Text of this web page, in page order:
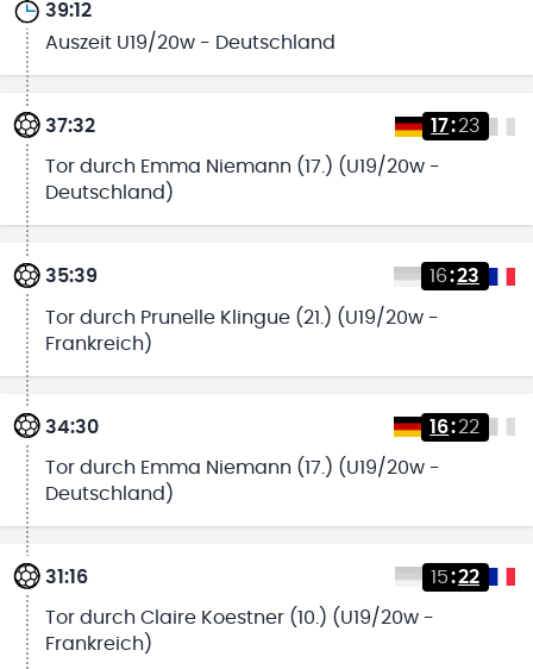
39:12
Auszeit U19/20w - Deutschland
37:32 17:23
Tor durch Emma Niemann (17.) (U19/20w -
Deutschland)
35:39 16:23
Tor durch Prunelle Klingue (21.) (U19/20w -
Frankreich)
34:30 16:22
Tor durch Emma Niemann (17.) (U19/20w -
Deutschland)
31:16 15:22
Tor durch Claire Koestner (10.) (U19/20w -
Frankreich)